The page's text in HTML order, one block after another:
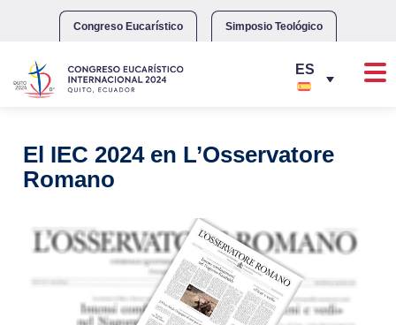
Congreso Eucarístico Simposio Teológico
El IEC 2024 en L’Osservatore
Romano